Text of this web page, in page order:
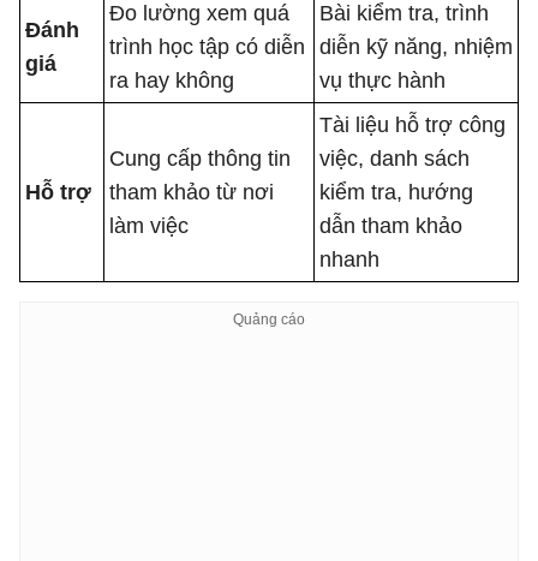
Đánh
giá
Đo lường xem quá
trình học tập có diễn
ra hay không
Bài kiểm tra, trình
diễn kỹ năng, nhiệm
vụ thực hành
Hỗ trợ
Cung cấp thông tin
tham khảo từ nơi
làm việc
Tài liệu hỗ trợ công
việc, danh sách
kiểm tra, hướng
dẫn tham khảo
nhanh